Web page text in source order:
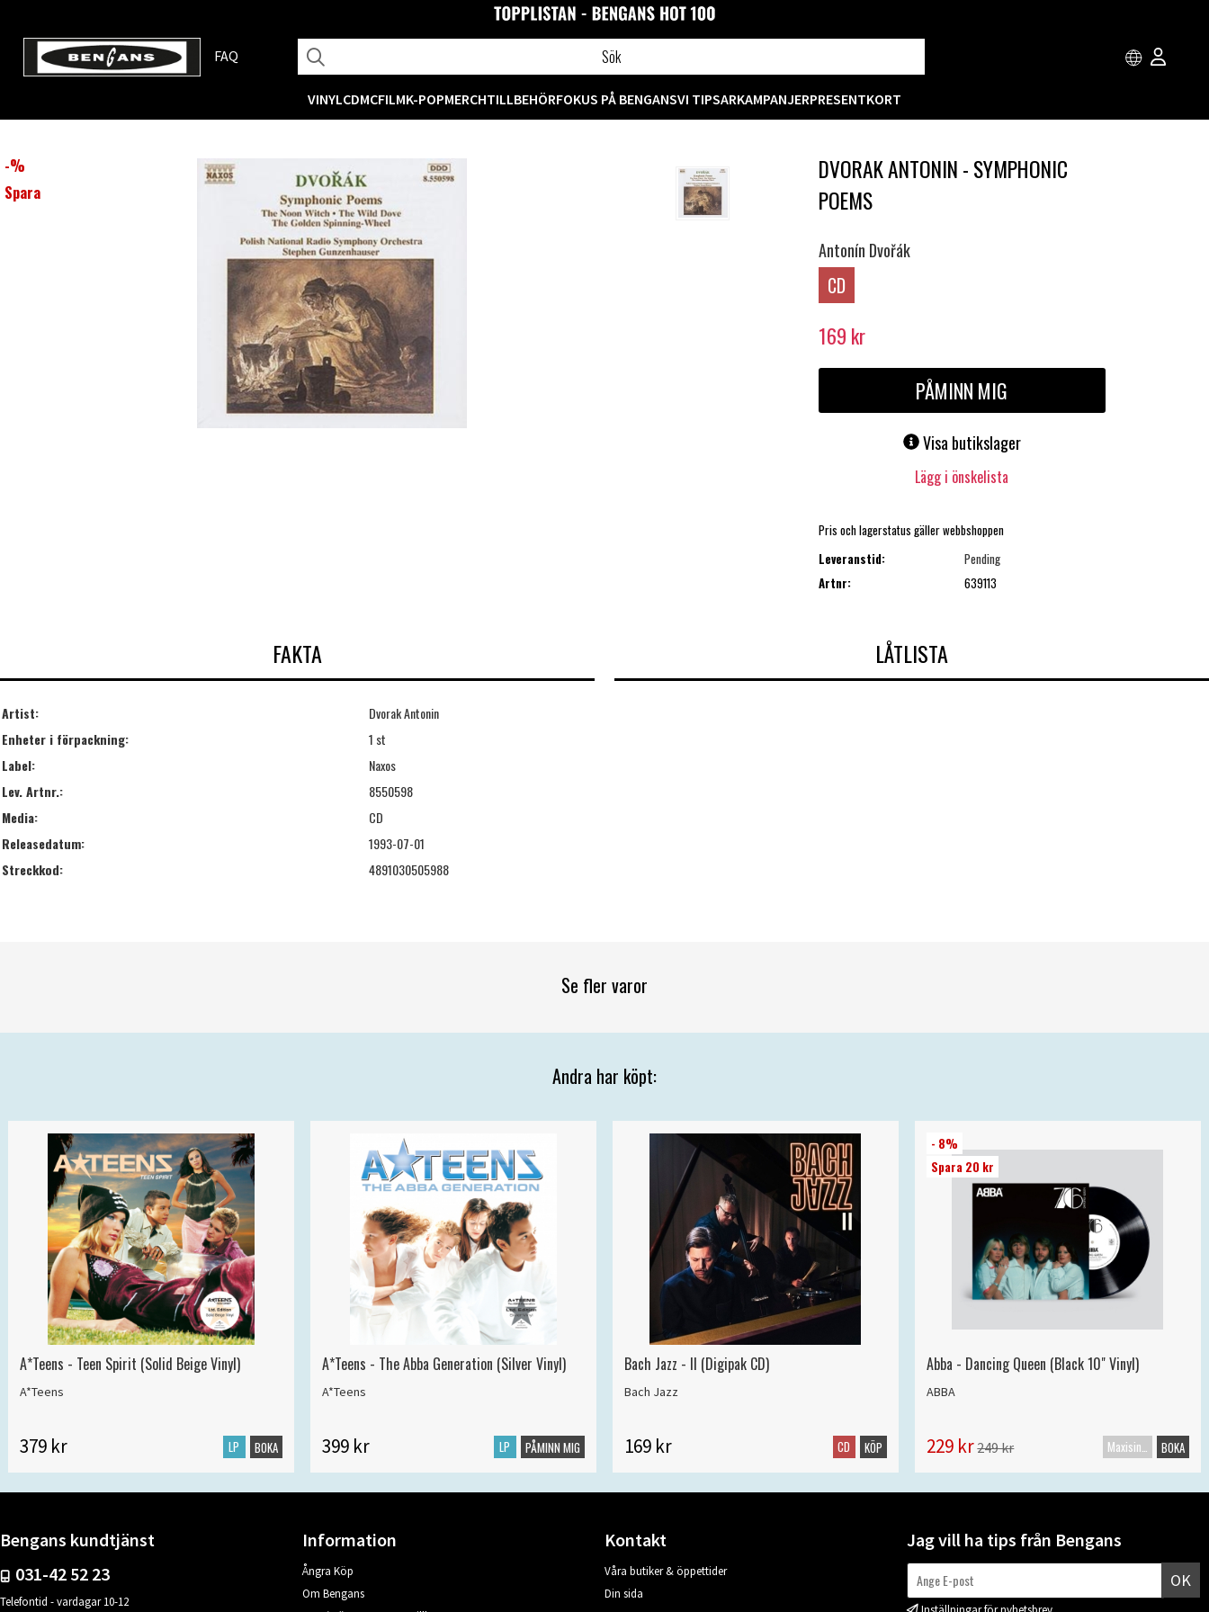
FAQ
VINYLCDMCFILMK-POPMERCHTILLBEHÖRFOKUS PÅ BENGANSVI TIPSARKAMPANJERPRESENTKORT
-%
Spara
DVORAK ANTONIN - SYMPHONIC
POEMS
Antonín Dvořák
CD
169 kr
PÅMINN MIG
Visa butikslager
Lägg i önskelista
Pris och lagerstatus gäller webbshoppen
Leveranstid:
Pending
Artnr:
639113
FAKTA
Artist:
Dvorak Antonin
Enheter i förpackning:
1 st
Label:
Naxos
Lev. Artnr.:
8550598
Media:
CD
Releasedatum:
1993-07-01
Streckkod:
4891030505988
LÅTLISTA
Se fler varor
Andra har köpt:
A*Teens - Teen Spirit (Solid Beige Vinyl)
A*Teens
379 kr LP BOKA
A*Teens - The Abba Generation (Silver Vinyl)
A*Teens
399 kr LP PÅMINN MIG
Bach Jazz - II (Digipak CD)
Bach Jazz
169 kr CD KÖP
- 8%
Spara 20 kr
Abba - Dancing Queen (Black 10" Vinyl)
ABBA
229 kr249 kr Maxisingel BOKA
Bengans kundtjänst
031-42 52 23
Telefontid - vardagar 10-12
Information
Ångra Köp
Om Bengans
Kontakt
Våra butiker & öppettider
Din sida
Jag vill ha tips från Bengans
OK